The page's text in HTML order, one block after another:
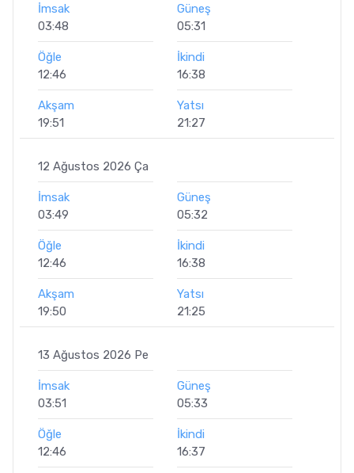
İmsak
03:48
Güneş
05:31
Öğle
12:46
İkindi
16:38
Akşam
19:51
Yatsı
21:27
12 Ağustos 2026 Ça
İmsak
03:49
Güneş
05:32
Öğle
12:46
İkindi
16:38
Akşam
19:50
Yatsı
21:25
13 Ağustos 2026 Pe
İmsak
03:51
Güneş
05:33
Öğle
12:46
İkindi
16:37